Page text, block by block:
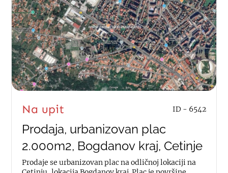
Na upit ID - 6542
Prodaja, urbanizovan plac
2.000m2, Bogdanov kraj, Cetinje
Prodaje se urbanizovan plac na odličnoj lokaciji na